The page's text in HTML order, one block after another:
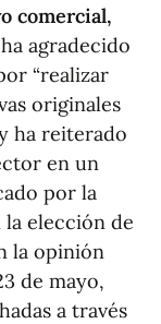
comercial,
agradecido
“realizar
originales
ha reiterado
en un
por la
la elección de
la opinión
de mayo,
a través